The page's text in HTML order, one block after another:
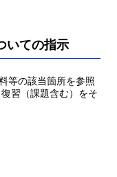
いての指示
等の該当箇所を参照
習（課題含む）をそ